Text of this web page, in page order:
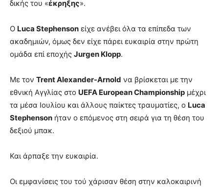
δικής του «έκρηξης».
Ο Luca Stephenson είχε ανέβει όλα τα επίπεδα των
ακαδημιών, όμως δεν είχε πάρει ευκαιρία στην πρώτη
ομάδα επί εποχής Jurgen Klopp.
Με τον Trent Alexander-Arnold να βρίσκεται με την
εθνική Αγγλίας στο UEFA European Championship μέχρι
τα μέσα Ιουλίου και άλλους παίκτες τραυματίες, ο Luca
Stephenson ήταν ο επόμενος στη σειρά για τη θέση του
δεξιού μπακ.
Και άρπαξε την ευκαιρία.
Οι εμφανίσεις του τού χάρισαν θέση στην καλοκαιρινή